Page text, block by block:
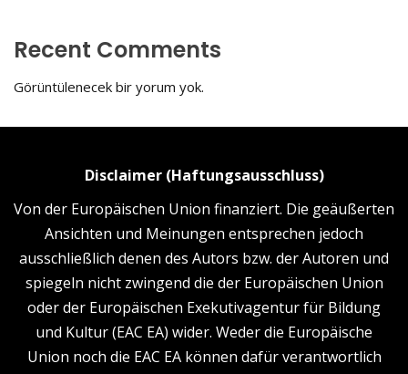
Recent Comments
Görüntülenecek bir yorum yok.
Disclaimer (Haftungsausschluss)
Von der Europäischen Union finanziert. Die geäußerten
Ansichten und Meinungen entsprechen jedoch
ausschließlich denen des Autors bzw. der Autoren und
spiegeln nicht zwingend die der Europäischen Union
oder der Europäischen Exekutivagentur für Bildung
und Kultur (EAC EA) wider. Weder die Europäische
Union noch die EAC EA können dafür verantwortlich